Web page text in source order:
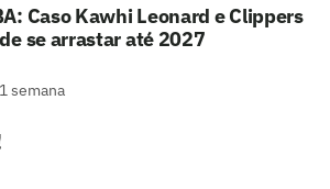
Caso Kawhi Leonard e Clippers
se arrastar até 2027
semana